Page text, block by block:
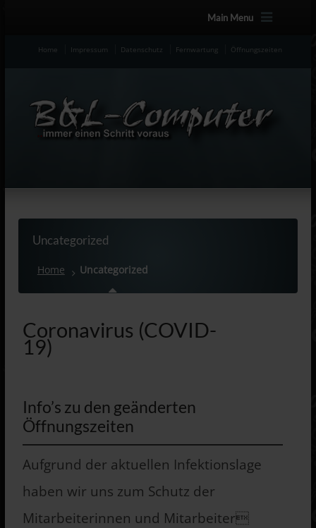
Main Menu
Home Impressum Datenschutz Fernwartung Öffnungszeiten
Uncategorized
Home Uncategorized
Coronavirus (COVID-
19)
Info’s zu den geänderten
Öffnungszeiten
Aufgrund der aktuellen Infektionslage
haben wir uns zum Schutz der
Mitarbeiterinnen und Mitarbeiter